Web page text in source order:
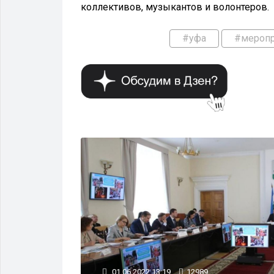
коллективов, музыкантов и волонтеров.
#уфа
01.06.2022 13:19 12989